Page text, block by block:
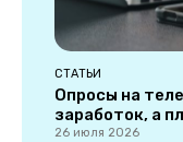
СТАТЬИ
Опросы на
заработок, а
26 июля 2026